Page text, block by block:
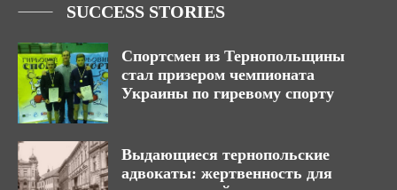
SUCCESS STORIES
Спортсмен из Тернопольщины
стал призером чемпионата
Украины по гиревому спорту
Выдающиеся тернопольские
адвокаты: жертвенность для